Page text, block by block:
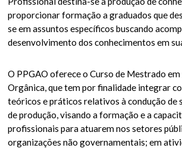
proporcionar formação a graduados que
se em assuntos específicos buscando
desenvolvimento dos conhecimentos em
O PPGAO oferece o Curso de Mestrado
Orgânica, que tem por finalidade integrar
teóricos e práticos relativos à condução de
de produção, visando a formação e a
profissionais para atuarem nos setores
organizações não governamentais; em